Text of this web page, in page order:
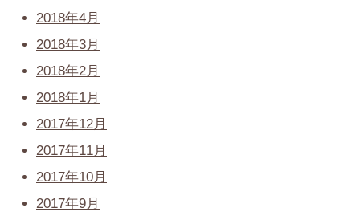
2018年4月
2018年3月
2018年2月
2018年1月
2017年12月
2017年11月
2017年10月
2017年9月